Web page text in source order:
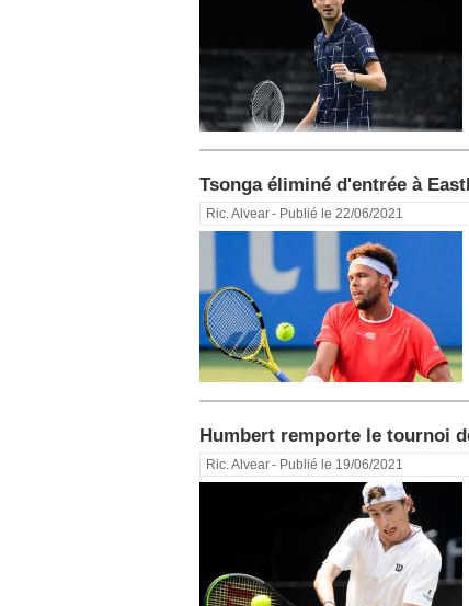
Tsonga éliminé d'entrée à
Ric. Alvear- Publié le 22/06/2021
Humbert remporte le tournoi
Ric. Alvear- Publié le 19/06/2021